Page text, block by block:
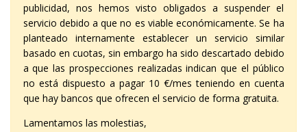
publicidad, nos hemos visto obligados a suspender el
servicio debido a que no es viable económicamente. Se ha
planteado internamente establecer un servicio similar
basado en cuotas, sin embargo ha sido descartado debido
a que las prospecciones realizadas indican que el público
no está dispuesto a pagar 10 €/mes teniendo en cuenta
que hay bancos que ofrecen el servicio de forma gratuita.
Lamentamos las molestias,